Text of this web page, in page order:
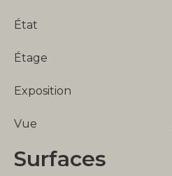
État
Étage
Exposition
Vue
Surfaces